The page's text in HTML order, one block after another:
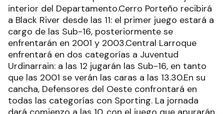
interior del Departamento.Cerro Porteño recibirá
a Black River desde las 11: el primer juego estará a
cargo de las Sub-16, posteriormente se
enfrentarán en 2001 y 2003.Central Larroque
enfrentará en dos categorías a Juventud
Urdinarrain: a las 12 jugarán las Sub-16, en tanto
que las 2001 se verán las caras a las 13.30.En su
cancha, Defensores del Oeste confrontará en
todas las categorías con Sporting. La jornada